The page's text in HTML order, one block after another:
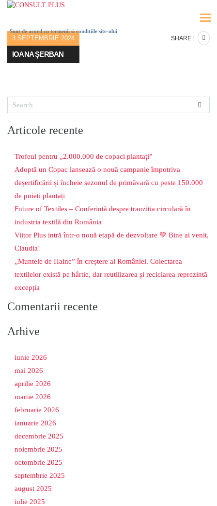
3 SEPTEMBRIE 2024
IOANA ȘERBAN
SHARE :
Articole recente
Trofeul pentru „2.000.000 de copaci plantați”
Adoptă un Copac lansează o nouă campanie împotriva
deșertificării și încheie sezonul de primăvară cu peste 150.000
de puieți plantați
Future of Textiles – Conferință despre tranziția circulară în
industria textilă din România
Viitor Plus intră într-o nouă etapă de dezvoltare 💚 Bine ai venit,
Claudia!
„Muntele de Haine” în creștere al României. Colectarea
textilelor există pe hârtie, dar reutilizarea și reciclarea reprezintă
excepția
Comentarii recente
Arhive
iunie 2026
mai 2026
aprilie 2026
martie 2026
februarie 2026
ianuarie 2026
decembrie 2025
noiembrie 2025
octombrie 2025
septembrie 2025
august 2025
iulie 2025
Sunt de acord cu termenii si conditiile site-ului